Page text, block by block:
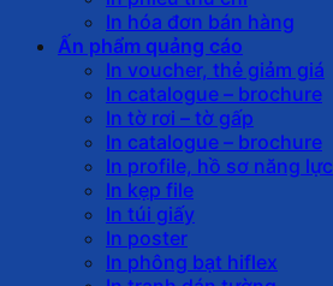
In hóa đơn bán hàng
Ấn phẩm quảng cáo
In voucher, thẻ giảm giá
In catalogue – brochure
In tờ rơi – tờ gấp
In catalogue – brochure
In profile, hồ sơ năng lực
In kẹp file
In túi giấy
In poster
In phông bạt hiflex